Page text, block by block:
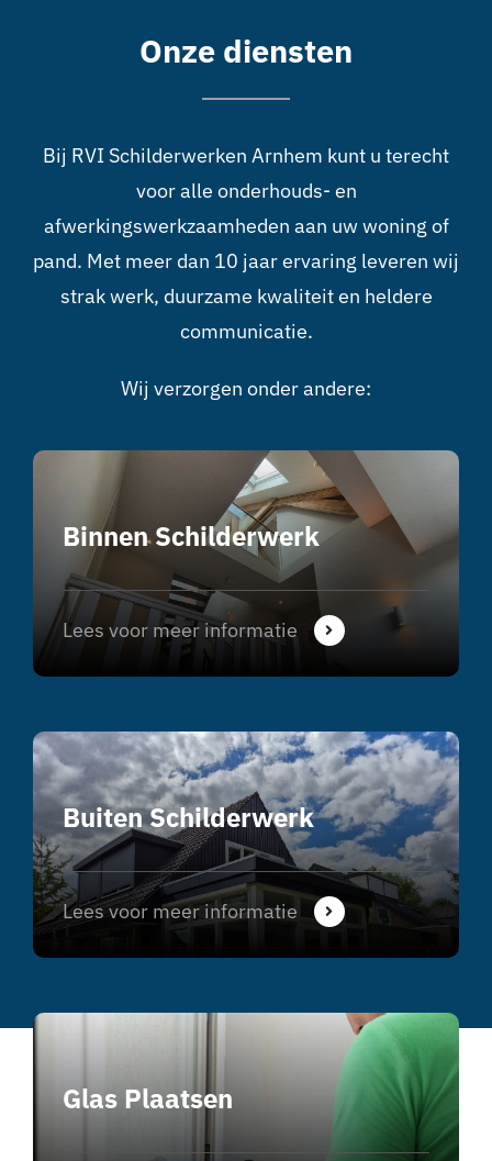
Onze diensten
Bij RVI Schilderwerken Arnhem kunt u terecht
voor alle onderhouds- en
afwerkingswerkzaamheden aan uw woning of
pand. Met meer dan 10 jaar ervaring leveren wij
strak werk, duurzame kwaliteit en heldere
communicatie.
Wij verzorgen onder andere:
Binnen Schilderwerk
Lees voor meer informatie
Buiten Schilderwerk
Lees voor meer informatie
Glas Plaatsen